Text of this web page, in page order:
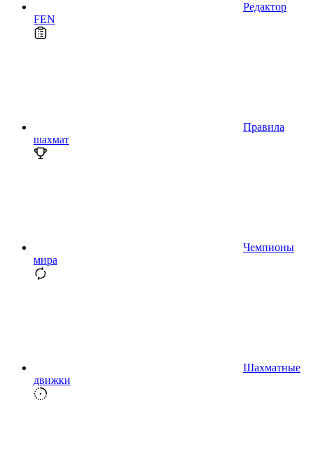
Редактор
FEN
Правила
шахмат
Чемпионы
мира
Шахматные
движки